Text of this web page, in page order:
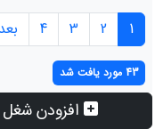
1
2
3
4
43 مورد یافت شد
افزودن شغل